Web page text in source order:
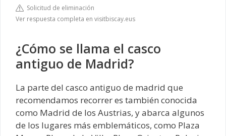
Solicitud de eliminación
Ver respuesta completa en visitbiscay.eus
¿Cómo se llama el casco
antiguo de Madrid?
La parte del casco antiguo de madrid que
recomendamos recorrer es también conocida
como Madrid de los Austrias, y abarca algunos
de los lugares más emblemáticos, como Plaza